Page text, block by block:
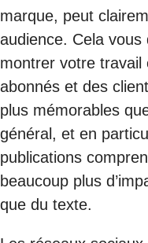
marque, peut
audience. Cela vous
montrer votre travail
abonnés et des
plus mémorables
général, et en
publications
beaucoup plus
que du texte.